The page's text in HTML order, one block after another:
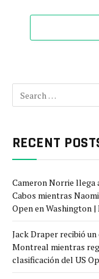
RECENT
Cameron Norrie llega
Cabos mientras
Open en Washington
Jack Draper recibió
Montreal mientras
clasificación del US